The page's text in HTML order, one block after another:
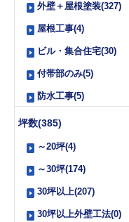
外壁＋屋根塗装(327)
屋根工事(4)
ビル・集合住宅(30)
付帯部のみ(5)
防水工事(5)
坪数(385)
～20坪(4)
～30坪(174)
30坪以上(207)
30坪以上外壁工法(0)